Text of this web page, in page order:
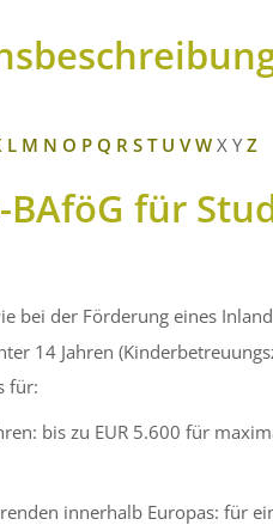
L M N O P Q R S T U V W X Y Z
BAföG für
bei der Förderung eines
14 Jahren
für:
: bis zu EUR 5.600 für
innerhalb Europas: für